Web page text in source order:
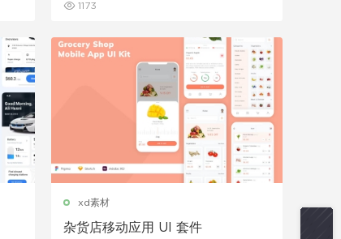
1173
xd素材
杂货店移动应用 UI 套件